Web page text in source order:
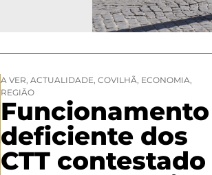
A VER, ACTUALIDADE, COVILHÃ, ECONOMIA,
REGIÃO
Funcionamento
deficiente dos
CTT contestado